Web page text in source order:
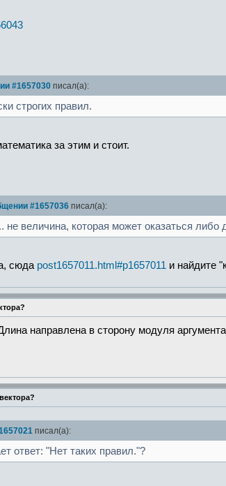
#1657030 писал(а):
строгих правил.
за этим и стоит.
#1657036 писал(а):
не величина, которая может оказаться
сюда post1657011.html#p1657011 и найдите
направлена в сторону модуля
писал(а):
ответ: "Нет таких правил."?